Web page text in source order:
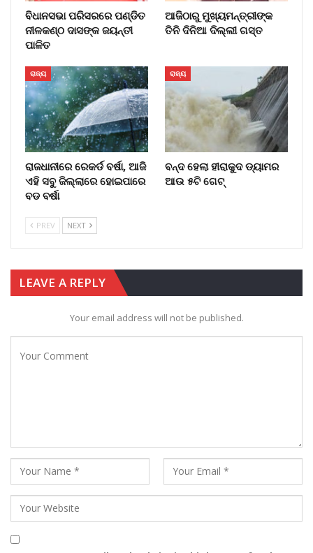
ବିଧାନସଭା ପରିସରରେ ପଣ୍ଡିତ
ନୀଳକଣ୍ଠ ଦାସଙ୍କ ଜୟନ୍ତୀ
ପାଳିତ
ଆଜିଠାରୁ ମୁଖ୍ୟମନ୍ତ୍ରୀଙ୍କ
ତିନି ଦିନିଆ ଦିଲ୍ଲୀ ଗସ୍ତ
ରାଜ୍ୟ
ରାଜଧାନୀରେ ରେକର୍ଡ ବର୍ଷା, ଆଜି
ଏହି ସବୁ ଜିଲ୍ଲାରେ ହୋଇପାରେ
ବଡ ବର୍ଷା
ରାଜ୍ୟ
ବନ୍ଦ ହେଲା ହୀରାକୁଦ ଡ୍ୟାମର
ଆଉ ୫ଟି ଗେଟ୍
PREV NEXT
LEAVE A REPLY
Your email address will not be published.